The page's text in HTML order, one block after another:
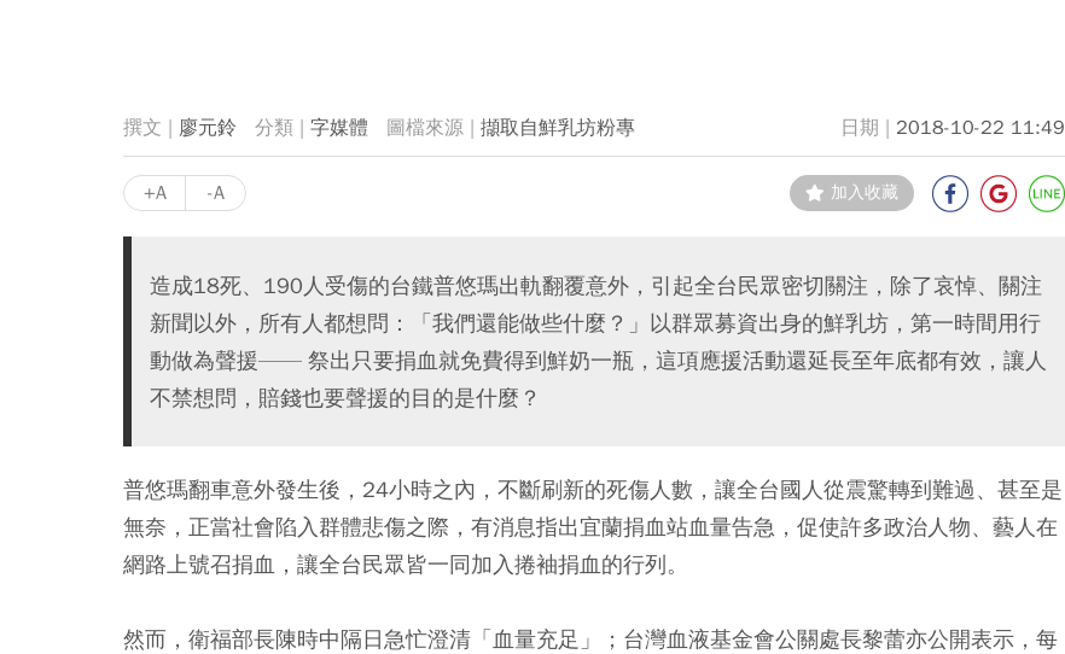
廖元鈴 字媒體 擷取自鮮乳坊粉專 2018-10-22 11:49
+A -A 加入收藏
造成18死、190人受傷的台鐵普悠瑪出軌翻覆意外，引起全台民眾密切關注，除了哀悼、關注
新聞以外，所有人都想問：「我們還能做些什麼？」以群眾募資出身的鮮乳坊，第一時間用行
動做為聲援—— 祭出只要捐血就免費得到鮮奶一瓶，這項應援活動還延長至年底都有效，讓人
不禁想問，賠錢也要聲援的目的是什麼？
普悠瑪翻車意外發生後，24小時之內，不斷刷新的死傷人數，讓全台國人從震驚轉到難過、甚至是
無奈，正當社會陷入群體悲傷之際，有消息指出宜蘭捐血站血量告急，促使許多政治人物、藝人在
網路上號召捐血，讓全台民眾皆一同加入捲袖捐血的行列。
然而，衛福部長陳時中隔日急忙澄清「血量充足」；台灣血液基金會公關處長黎蕾亦公開表示，每